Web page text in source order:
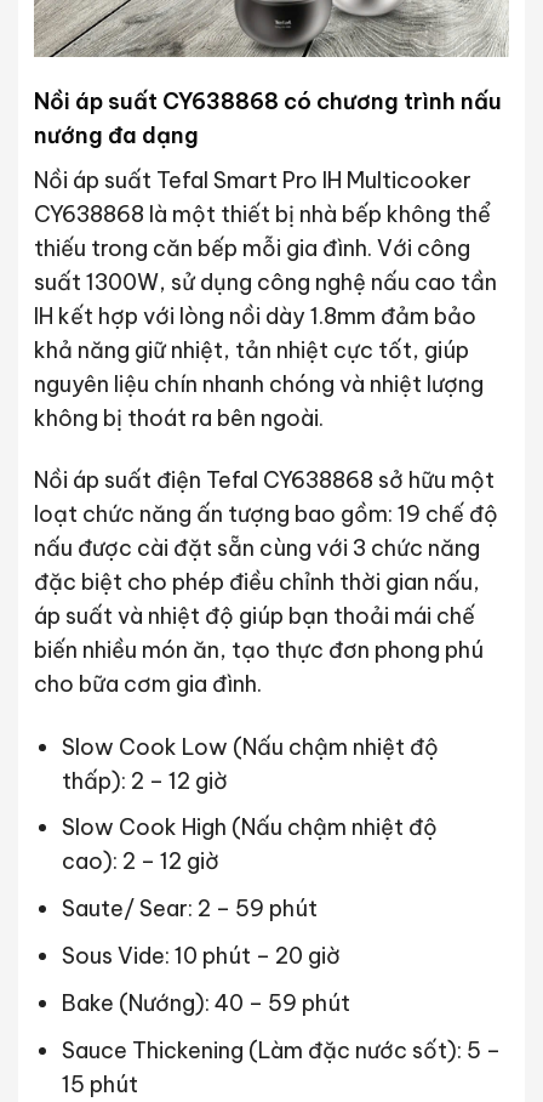
Nồi áp suất CY638868 có chương trình nấu
nướng đa dạng
Nồi áp suất Tefal Smart Pro IH Multicooker
CY638868 là một thiết bị nhà bếp không thể
thiếu trong căn bếp mỗi gia đình. Với công
suất 1300W, sử dụng công nghệ nấu cao tần
IH kết hợp với lòng nồi dày 1.8mm đảm bảo
khả năng giữ nhiệt, tản nhiệt cực tốt, giúp
nguyên liệu chín nhanh chóng và nhiệt lượng
không bị thoát ra bên ngoài.
Nồi áp suất điện Tefal CY638868 sở hữu một
loạt chức năng ấn tượng bao gồm: 19 chế độ
nấu được cài đặt sẵn cùng với 3 chức năng
đặc biệt cho phép điều chỉnh thời gian nấu,
áp suất và nhiệt độ giúp bạn thoải mái chế
biến nhiều món ăn, tạo thực đơn phong phú
cho bữa cơm gia đình.
Slow Cook Low (Nấu chậm nhiệt độ
thấp): 2 – 12 giờ
Slow Cook High (Nấu chậm nhiệt độ
cao): 2 – 12 giờ
Saute/ Sear: 2 – 59 phút
Sous Vide: 10 phút – 20 giờ
Bake (Nướng): 40 – 59 phút
Sauce Thickening (Làm đặc nước sốt): 5 –
15 phút